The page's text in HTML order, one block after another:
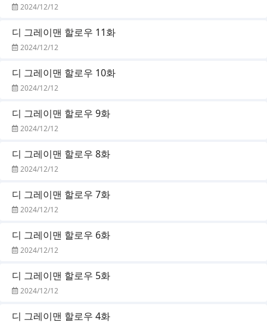
2024/12/12
디 그레이맨 할로우 11화
2024/12/12
디 그레이맨 할로우 10화
2024/12/12
디 그레이맨 할로우 9화
2024/12/12
디 그레이맨 할로우 8화
2024/12/12
디 그레이맨 할로우 7화
2024/12/12
디 그레이맨 할로우 6화
2024/12/12
디 그레이맨 할로우 5화
2024/12/12
디 그레이맨 할로우 4화